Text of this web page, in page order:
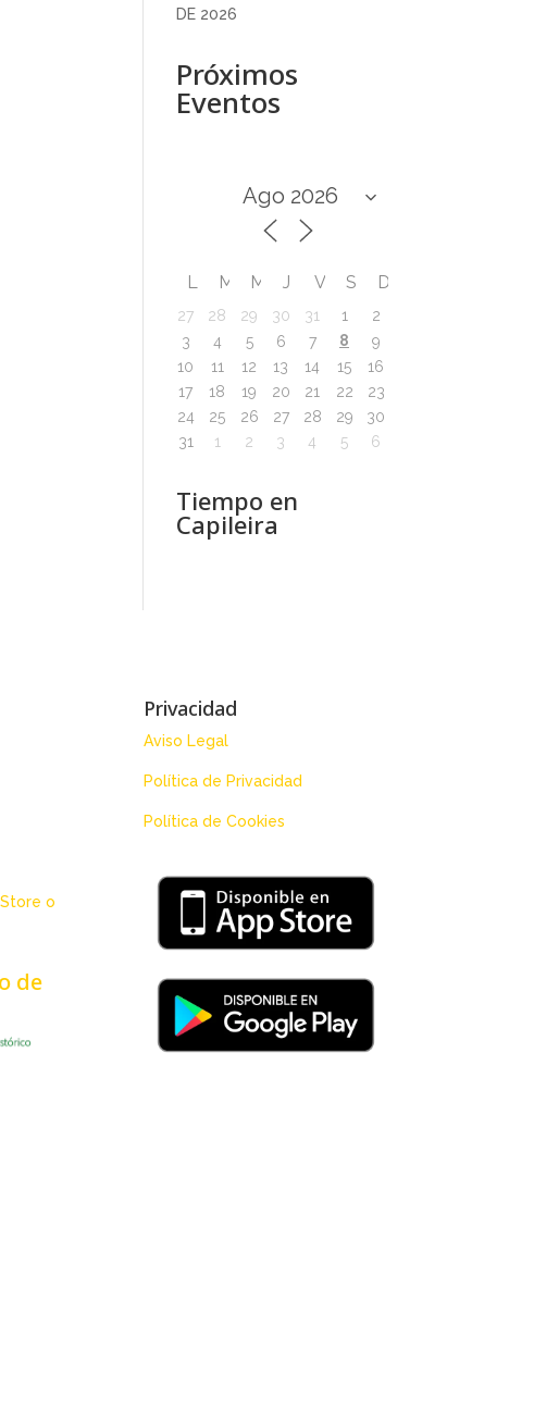
DE 2026
Próximos
Eventos
L M M J V S D
27 28 29 30 31 1
2
3
4 5 6 7 8
9
10
11 12 13 14 15
16
17
18 19 20 21 22
23
24
25 26 27 28 29
30
31
1 2 3 4 5 6
Tiempo en
Capileira
o
de
Privacidad
Aviso Legal
Política de Privacidad
Política de Cookies